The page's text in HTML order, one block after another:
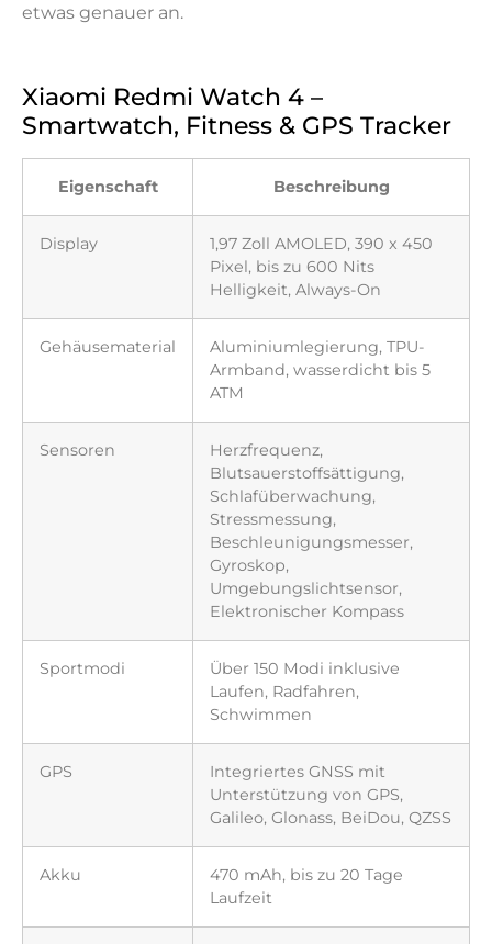
etwas genauer an.
Xiaomi Redmi Watch 4 –
Smartwatch, Fitness & GPS Tracker
Eigenschaft Beschreibung
Display
1,97 Zoll AMOLED, 390 x 450
Pixel, bis zu 600 Nits
Helligkeit, Always-On
Gehäusematerial
Aluminiumlegierung, TPU-
Armband, wasserdicht bis 5
ATM
Sensoren
Herzfrequenz,
Blutsauerstoffsättigung,
Schlafüberwachung,
Stressmessung,
Beschleunigungsmesser,
Gyroskop,
Umgebungslichtsensor,
Elektronischer Kompass
Sportmodi
Über 150 Modi inklusive
Laufen, Radfahren,
Schwimmen
GPS
Integriertes GNSS mit
Unterstützung von GPS,
Galileo, Glonass, BeiDou, QZSS
Akku
470 mAh, bis zu 20 Tage
Laufzeit